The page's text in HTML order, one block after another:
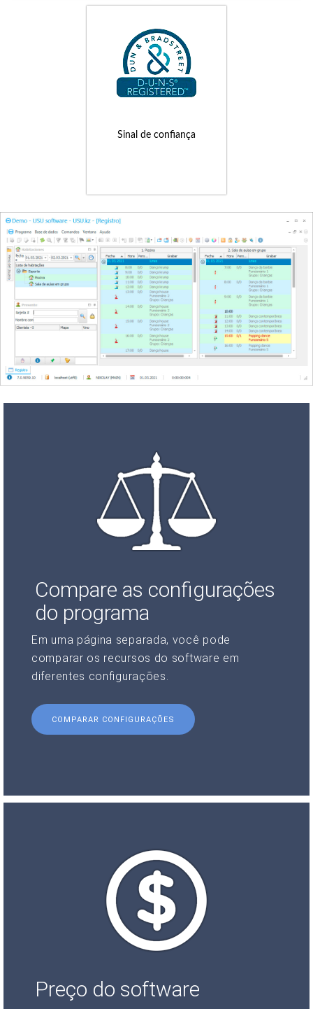
Sinal de confiança
Compare as configurações
do programa
Em uma página separada, você pode
comparar os recursos do software em
diferentes configurações.
COMPARAR CONFIGURAÇÕES
Preço do software